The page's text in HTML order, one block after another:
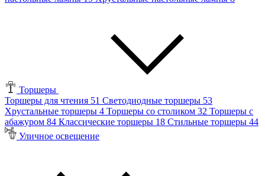
Торшеры
Торшеры для чтения 51 Светодиодные торшеры 53
Хрустальные торшеры 4 Торшеры со столиком 32 Торшеры с
абажуром 84 Классические торшеры 18 Стильные торшеры 44
Уличное освещение